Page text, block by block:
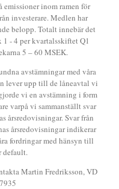
inom ramen för
investerare. Medlen har
belopp. Totalt innebär det
- 4 per kvartalsskiftet Q1
5 – 60 MSEK.
avstämningar med våra
lever upp till de låneavtal vi
vi en avstämning i form
varpå vi sammanställt svar
årsredovisningar. Svar från
årsredovisningar indikerar
fordringar med hänsyn till
default.
Martin Fredriksson, VD